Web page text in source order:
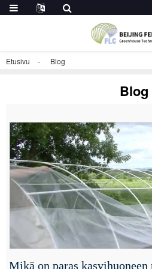
Etusivu Blog
Blog
Mikä on paras